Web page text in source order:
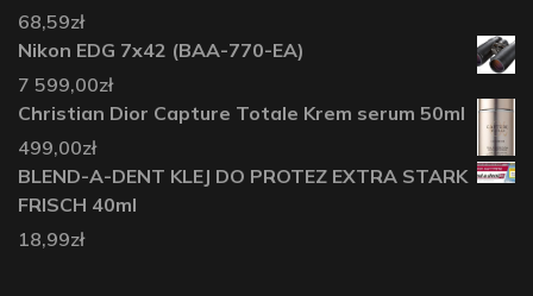
68,59zł
Nikon EDG 7x42 (BAA-770-EA)
7 599,00zł
Christian Dior Capture Totale Krem serum 50ml
499,00zł
BLEND-A-DENT KLEJ DO PROTEZ EXTRA STARK
FRISCH 40ml
18,99zł